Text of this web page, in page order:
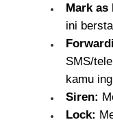
Mark as
ini
SMS/
kamu
Siren:
Lock: